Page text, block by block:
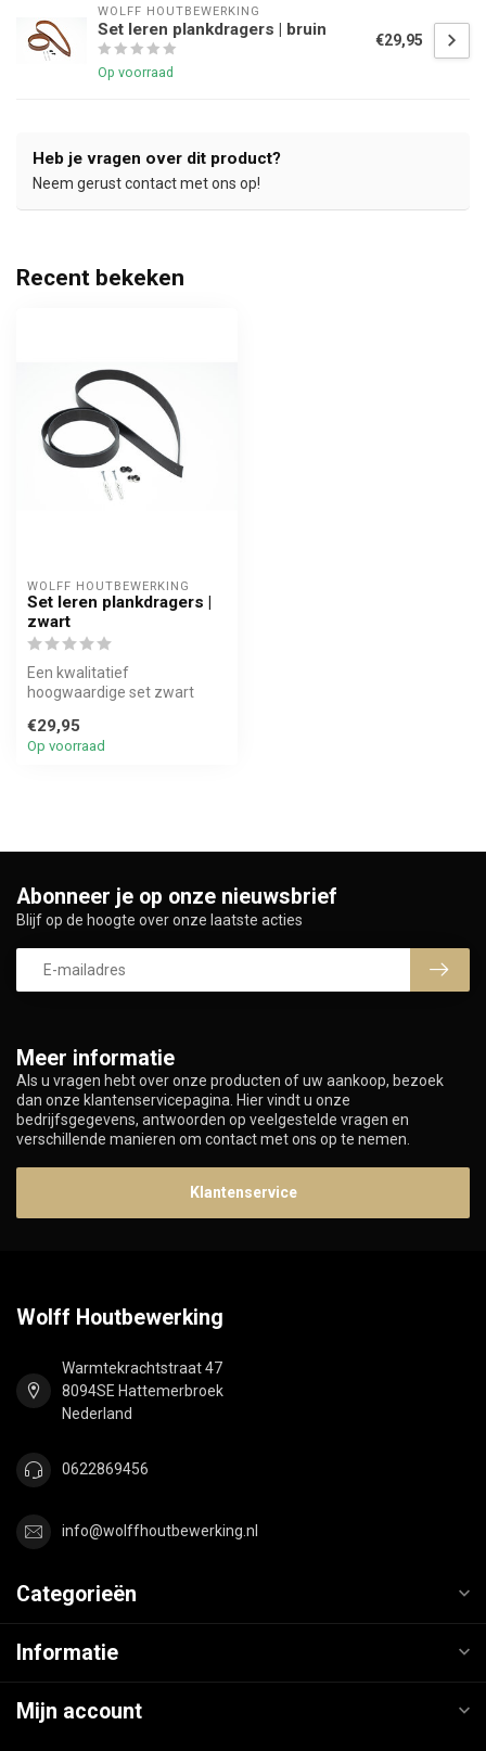
WOLFF HOUTBEWERKING
Set leren plankdragers | bruin
Op voorraad
€29,95
Heb je vragen over dit product?
Neem gerust contact met ons op!
Recent bekeken
WOLFF HOUTBEWERKING
Set leren plankdragers |
zwart
Een kwalitatief
hoogwaardige set zwart
stroken) van 3cm br...
€29,95
Op voorraad
Meer informatie
Als u vragen hebt over onze producten of uw aankoop, bezoek
dan onze klantenservicepagina. Hier vindt u onze
bedrijfsgegevens, antwoorden op veelgestelde vragen en
verschillende manieren om contact met ons op te nemen.
Klantenservice
Abonneer je op onze nieuwsbrief
Blijf op de hoogte over onze laatste acties
Wolff Houtbewerking
Warmtekrachtstraat 47
8094SE Hattemerbroek
Nederland
0622869456
info@wolffhoutbewerking.nl
Categorieën
Informatie
Mijn account